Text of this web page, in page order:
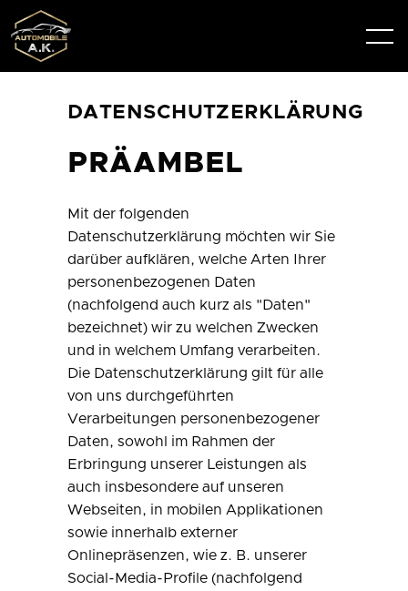
DATENSCHUTZERKLÄRUNG
PRÄAMBEL
Mit der folgenden
Datenschutzerklärung möchten wir Sie
darüber aufklären, welche Arten Ihrer
personenbezogenen Daten
(nachfolgend auch kurz als "Daten"
bezeichnet) wir zu welchen Zwecken
und in welchem Umfang verarbeiten.
Die Datenschutzerklärung gilt für alle
von uns durchgeführten
Verarbeitungen personenbezogener
Daten, sowohl im Rahmen der
Erbringung unserer Leistungen als
auch insbesondere auf unseren
Webseiten, in mobilen Applikationen
sowie innerhalb externer
Onlinepräsenzen, wie z. B. unserer
Social-Media-Profile (nachfolgend